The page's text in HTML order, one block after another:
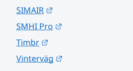
SIMAIR
SMHI Pro
Timbr
Vinterväg